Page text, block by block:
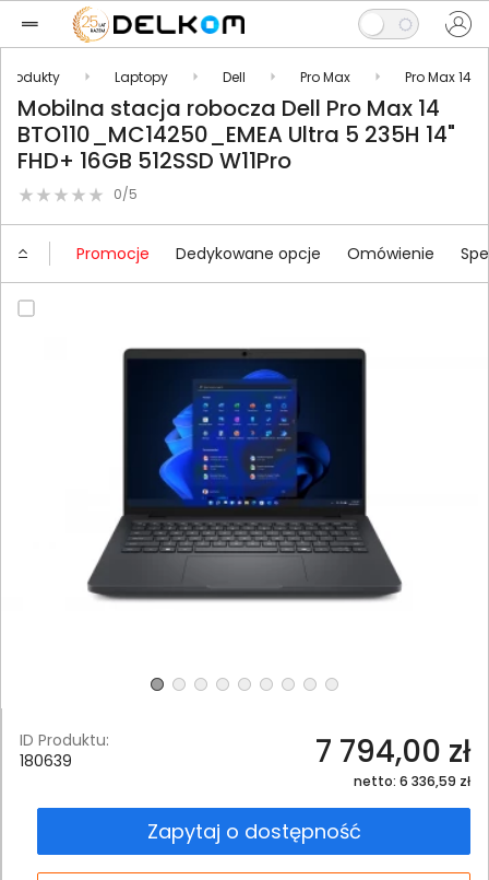
Produkty Laptopy Dell Pro Max Pro Max 14
Mobilna stacja robocza Dell Pro Max 14
BTO110_MC14250_EMEA Ultra 5 235H 14"
FHD+ 16GB 512SSD W11Pro
0/5
Promocje Dedykowane opcje Omówienie
ID Produktu:
180639
7 794,00 zł
netto: 6 336,59 zł
Zapytaj o dostępność